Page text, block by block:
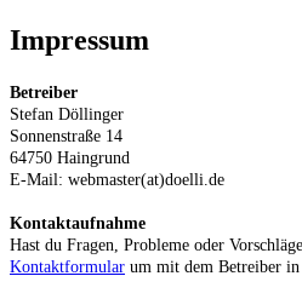
Impressum
Betreiber
Stefan Döllinger
Sonnenstraße 14
64750 Haingrund
E-Mail: webmaster(at)doelli.de
Kontaktaufnahme
Hast du Fragen, Probleme oder
Kontaktformular um mit dem Betreiber